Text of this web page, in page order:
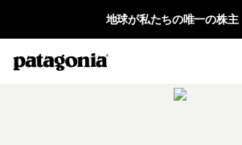
地球が私たちの唯一の株主